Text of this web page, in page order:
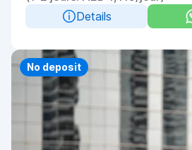
Details
Priority
No deposit